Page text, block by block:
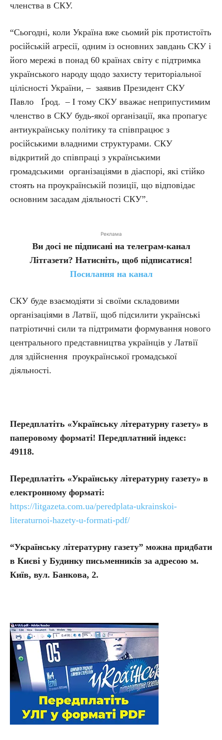
членства в СКУ.
“Сьогодні, коли Україна вже сьомий рік протистоїть
російській агресії, одним із основних завдань СКУ і
його мережі в понад 60 країнах світу є підтримка
українського народу щодо захисту територіальної
цілісності України, – заявив Президент СКУ
Павло Ґрод. – І тому СКУ вважає неприпустимим
членство в СКУ будь-якої організації, яка пропагує
антиукраїнську політику та співпрацює з
російськими владними структурами. СКУ
відкритий до співпраці з українськими
громадськими організаціями в діаспорі, які стійко
стоять на проукраїнській позиції, що відповідає
основним засадам діяльності СКУ”.
Реклама
Ви досі не підписані на телеграм-канал
Літгазети? Натисніть, щоб підписатися!
Посилання на канал
СКУ буде взаємодіяти зі своїми складовими
організаціями в Латвії, щоб підсилити українські
патріотичні сили та підтримати формування нового
центрального представництва українців у Латвії
для здійснення проукраїнської громадської
діяльності.
Передплатіть «Українську літературну газету» в
паперовому форматі! Передплатний індекс:
49118.
Передплатіть «Українську літературну газету» в
електронному форматі:
https://litgazeta.com.ua/peredplata-ukrainskoi-
literaturnoi-hazety-u-formati-pdf/
“Українську літературну газету” можна придбати
в Києві у Будинку письменників за адресою м.
Київ, вул. Банкова, 2.